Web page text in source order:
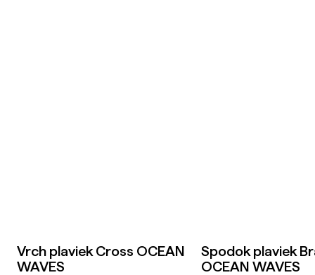
Vrch plaviek Cross OCEAN
WAVES
Spodok plaviek
OCEAN WAVES